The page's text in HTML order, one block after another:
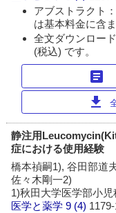
アブストラクト
は基本料金に含ま
全文ダウンロー
(税込) です。
article
download
静注用
症における使用経験
橋本禎嗣1), 谷田部道
佐々木剛一2)
1)秋田大学医学部小
医学と薬学 9 (4)